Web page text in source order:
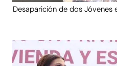
Desaparición de dos Jóvenes